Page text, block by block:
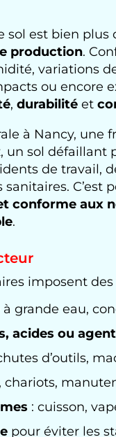
sol est bien plus
production.
variations
ou encore
,durabilité et
à Nancy, une
un sol défaillant
de travail,
C’est
conforme aux
.
imposent
grande eau,
acides ou
d’outils,
: cuisson,
pour éviter les